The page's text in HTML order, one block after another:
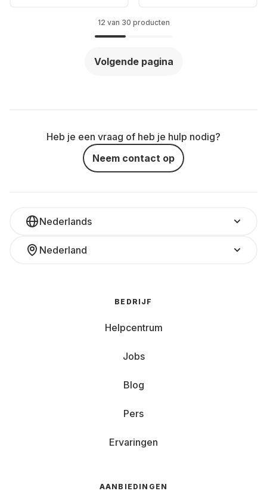
12 van 30 producten
Volgende pagina
Heb je een vraag of heb je hulp nodig?
Neem contact op
Nederlands
Nederland
BEDRIJF
Helpcentrum
Jobs
Blog
Pers
Ervaringen
AANBIEDINGEN